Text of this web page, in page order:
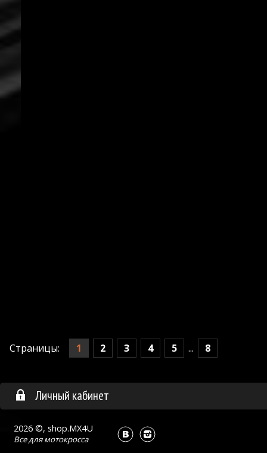
Страницы: 1 2 3 4 5 ... 8
Личный кабинет
2026 ©, shop.MX4U
Все длямотокросса